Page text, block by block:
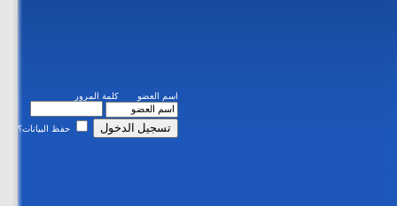
اسم العضو كلمة المرور
حفظ البيانات؟